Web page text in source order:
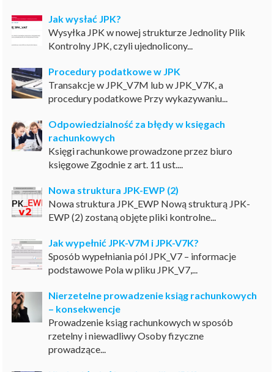
Jak wysłać JPK?
Wysyłka JPK w nowej strukturze Jednolity Plik
Kontrolny JPK, czyli ujednolicony...
Procedury podatkowe w JPK
Transakcje w JPK_V7M lub w JPK_V7K, a
procedury podatkowe Przy wykazywaniu...
Odpowiedzialność za błędy w księgach
rachunkowych
Księgi rachunkowe prowadzone przez biuro
księgowe Zgodnie z art. 11 ust....
Nowa struktura JPK-EWP (2)
Nowa struktura JPK_EWP Nową strukturą JPK-
EWP (2) zostaną objęte pliki kontrolne...
Jak wypełnić JPK-V7M i JPK-V7K?
Sposób wypełniania pól JPK_V7 – informacje
podstawowe Pola w pliku JPK_V7,...
Nierzetelne prowadzenie ksiąg rachunkowych
– konsekwencje
Prowadzenie ksiąg rachunkowych w sposób
rzetelny i niewadliwy Osoby fizyczne
prowadzące...